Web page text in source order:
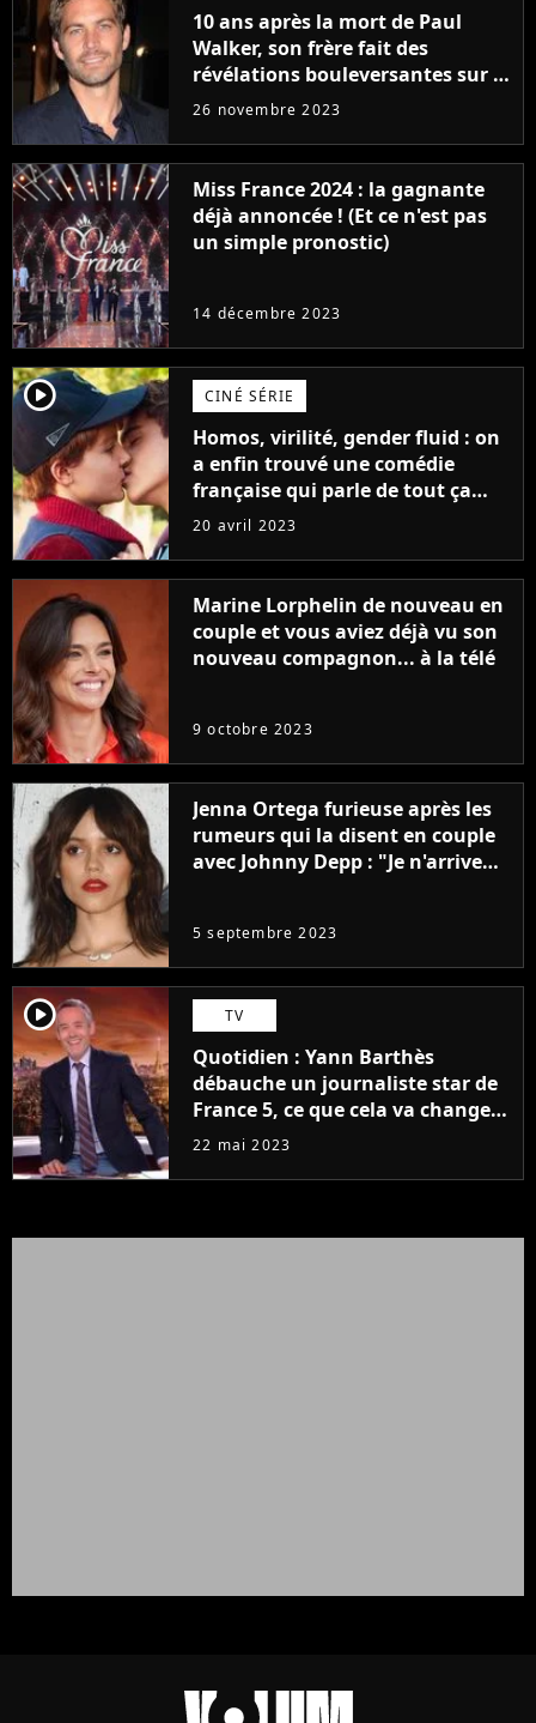
10 ans après la mort de Paul
Walker, son frère fait des
révélations bouleversantes sur la
réaction des acteurs de Fast and
26 novembre 2023
Miss France 2024 : la gagnante
déjà annoncée ! (Et ce n'est pas
un simple pronostic)
14 décembre 2023
player2 CINÉ SÉRIE
Homos, virilité, gender fluid : on
a enfin trouvé une comédie
française qui parle de tout ça
sans être super ringarde
20 avril 2023
Marine Lorphelin de nouveau en
couple et vous aviez déjà vu son
nouveau compagnon... à la télé
9 octobre 2023
Jenna Ortega furieuse après les
rumeurs qui la disent en couple
avec Johnny Depp : "Je n'arrive
5 septembre 2023
player2 TV
Quotidien : Yann Barthès
débauche un journaliste star de
France 5, ce que cela va changer
à la rentrée
22 mai 2023